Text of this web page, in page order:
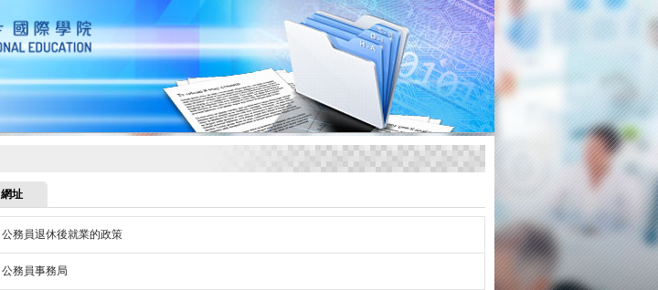
網址
公務員退休後就業的政策
公務員事務局